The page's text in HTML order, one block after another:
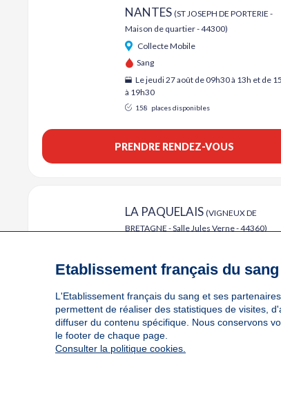
NANTES (ST JOSEPH DE PORTERIE -
Maison de quartier - 44300)
Collecte Mobile
Sang
Le jeudi 27 août de 09h30 à 13h et de
à 19h30
158 places disponibles
PRENDRE RENDEZ-VOUS
LA PAQUELAIS (VIGNEUX DE
BRETAGNE - Salle Jules Verne - 44360)
Sang
Le lundi 14 septembre de 16h à 19h30
100 places disponibles
PRENDRE RENDEZ-VOUS
Etablissement français du sang
L'Etablissement français du sang et ses
permettent de réaliser des statistiques de visites,
diffuser du contenu spécifique. Nous conservons
le footer de chaque page.
Consulter la politique cookies.